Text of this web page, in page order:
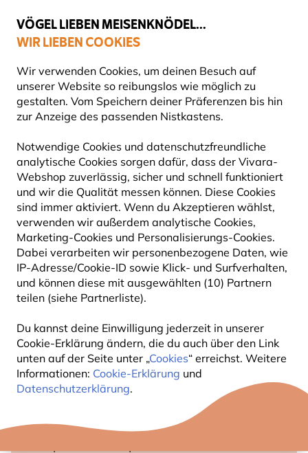
VÖGEL LIEBEN MEISENKNÖDEL...
WIR LIEBEN COOKIES
Wir verwenden Cookies, um deinen Besuch auf
unserer Website so reibungslos wie möglich zu
gestalten. Vom Speichern deiner Präferenzen bis hin
zur Anzeige des passenden Nistkastens.
Notwendige Cookies und datenschutzfreundliche
analytische Cookies sorgen dafür, dass der Vivara-
Webshop zuverlässig, sicher und schnell funktioniert
und wir die Qualität messen können. Diese Cookies
sind immer aktiviert. Wenn du Akzeptieren wählst,
verwenden wir außerdem analytische Cookies,
Marketing-Cookies und Personalisierungs-Cookies.
Dabei verarbeiten wir personenbezogene Daten, wie
IP-Adresse/Cookie-ID sowie Klick- und Surfverhalten,
und können diese mit ausgewählten (10) Partnern
teilen (siehe Partnerliste).
Du kannst deine Einwilligung jederzeit in unserer
Cookie-Erklärung ändern, die du auch über den Link
unten auf der Seite unter „Cookies“ erreichst. Weitere
Informationen: Cookie-Erklärung und
Datenschutzerklärung.
Gratis Versand ab 49 €
Tipps zur Auswahl von Nistkästen und Nisthilfen für
WIE WÄHLE ICH DEN RICHTIGEN NISTKASTEN?
TIPPS ZUR AUSWAHL VON NISTKÄSTEN UND
NISTHILFEN
Wer in seinem Garten Nistkästen anbringt,
hat anschließend viel Freude, wenn er die
kann. Gleichzeitig erfahren die Gartenvögel
eine große Hilfe, denn die natürlichen
Nistmöglichkeiten werden zunehmend
geringer. Ackerflächen verschwinden, Löcher
und Spalten in Gebäudewänden werden im
Zuge von Restaurierungen verputzt. Defekte
Dachziegel werden ausgewechselt und damit